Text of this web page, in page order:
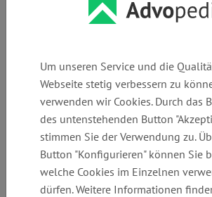
WOLFGANG SCHMID
Rechtsanwalt
Telefon:
+49 (0)
1736669356
E-Mail:
mail@ra-
wschmid.de
Um unseren Service und die
Webseite stetig verbessern zu
verwenden wir Cookies. Durch das
des untenstehenden Button
stimmen Sie der Verwendung zu.
Button "Konfigurieren" können Sie
welche Cookies im Einzelnen
dürfen. Weitere Informationen